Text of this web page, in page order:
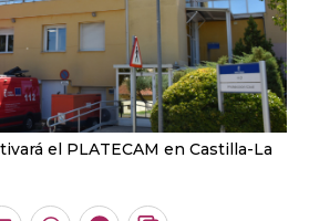
el PLATECAM en Castilla-La